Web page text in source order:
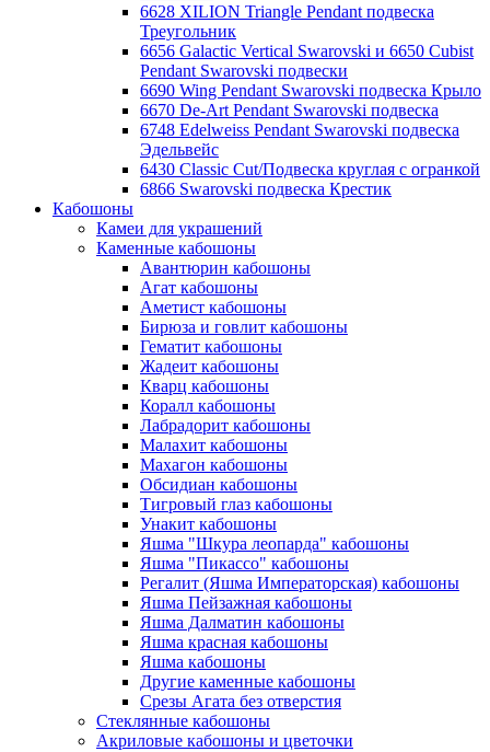
6628 XILION Triangle Pendant подвеска
Треугольник
6656 Galactic Vertical Swarovski и 6650 Cubist
Pendant Swarovski подвески
6690 Wing Pendant Swarovski подвеска Крыло
6670 De-Art Pendant Swarovski подвеска
6748 Edelweiss Pendant Swarovski подвеска
Эдельвейс
6430 Classic Cut/Подвеска круглая с огранкой
6866 Swarovski подвеска Крестик
Кабошоны
Камеи для украшений
Каменные кабошоны
Авантюрин кабошоны
Агат кабошоны
Аметист кабошоны
Бирюза и говлит кабошоны
Гематит кабошоны
Жадеит кабошоны
Кварц кабошоны
Коралл кабошоны
Лабрадорит кабошоны
Малахит кабошоны
Махагон кабошоны
Обсидиан кабошоны
Тигровый глаз кабошоны
Унакит кабошоны
Яшма "Шкура леопарда" кабошоны
Яшма "Пикассо" кабошоны
Регалит (Яшма Императорская) кабошоны
Яшма Пейзажная кабошоны
Яшма Далматин кабошоны
Яшма красная кабошоны
Яшма кабошоны
Другие каменные кабошоны
Срезы Агата без отверстия
Стеклянные кабошоны
Акриловые кабошоны и цветочки